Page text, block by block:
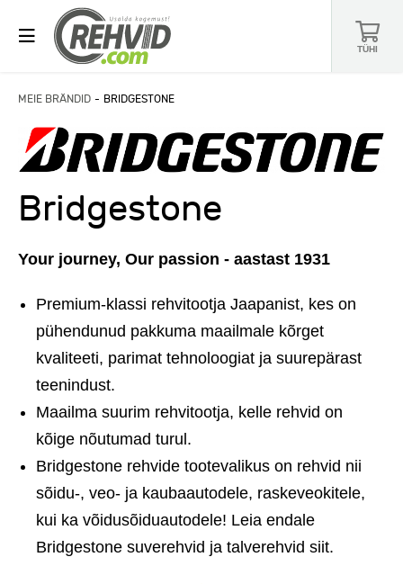
TÜHI
MEIE BRÄNDID BRIDGESTONE
Bridgestone
Your journey, Our passion - aastast 1931
Premium-klassi rehvitootja Jaapanist, kes on
pühendunud pakkuma maailmale kõrget
kvaliteeti, parimat tehnoloogiat ja suurepärast
teenindust.
Maailma suurim rehvitootja, kelle rehvid on
kõige nõutumad turul.
Bridgestone rehvide tootevalikus on rehvid nii
sõidu-, veo- ja kaubaautodele, raskeveokitele,
kui ka võidusõiduautodele! Leia endale
Bridgestone suverehvid ja talverehvid siit.